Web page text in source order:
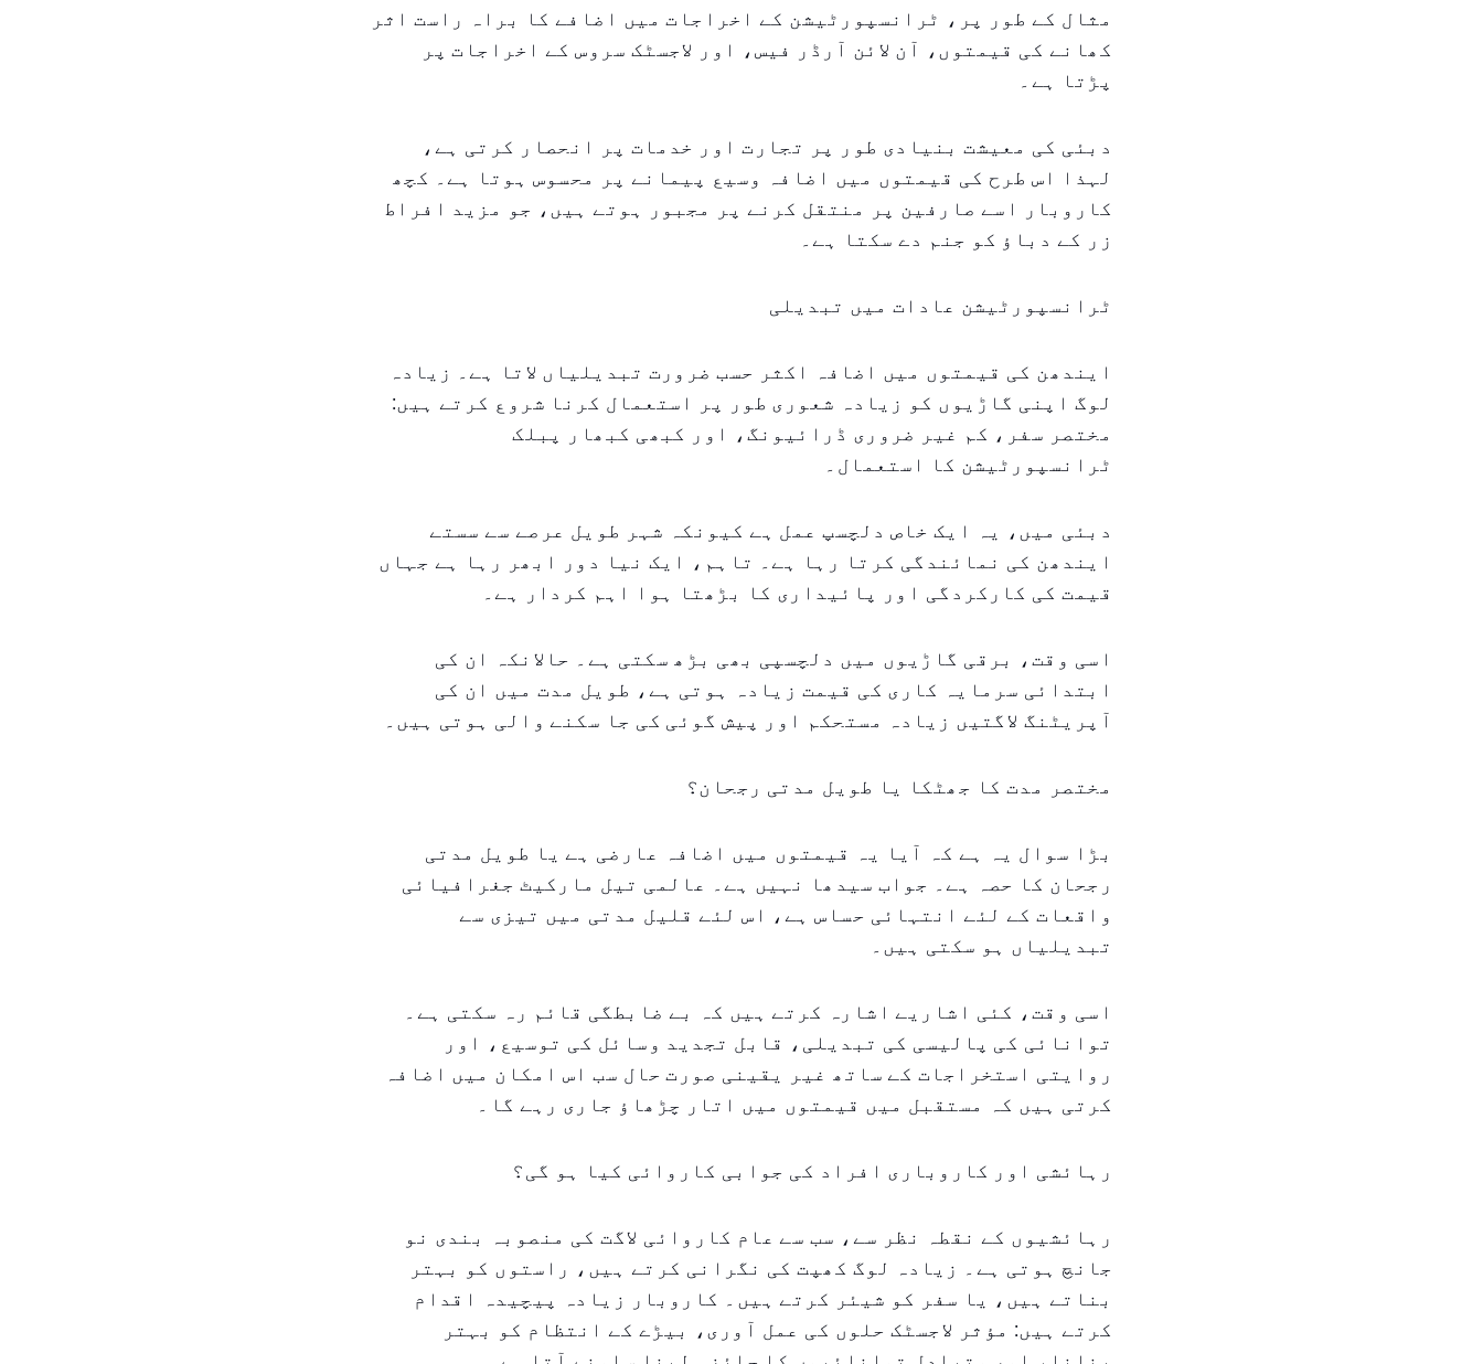
مثال کے طور پر، ٹرانسپورٹیشن کے اخراجات میں اضافے کا براہ راست اثر
کھانے کی قیمتوں، آن لائن آرڈر فیس، اور لاجسٹک سروس کے اخراجات پر
پڑتا ہے۔
دبئی کی معیشت بنیادی طور پر تجارت اور خدمات پر انحصار کرتی ہے،
لہذا اس طرح کی قیمتوں میں اضافہ وسیع پیمانے پر محسوس ہوتا ہے۔ کچھ
کاروبار اسے صارفین پر منتقل کرنے پر مجبور ہوتے ہیں، جو مزید افراط
زر کے دباؤ کو جنم دے سکتا ہے۔
ٹرانسپورٹیشن عادات میں تبدیلی
ایندھن کی قیمتوں میں اضافہ اکثر حسب ضرورت تبدیلیاں لاتا ہے۔ زیادہ
لوگ اپنی گاڑیوں کو زیادہ شعوری طور پر استعمال کرنا شروع کرتے ہیں:
مختصر سفر، کم غیر ضروری ڈرائیونگ، اور کبھی کبھار پبلک
ٹرانسپورٹیشن کا استعمال۔
دبئی میں، یہ ایک خاص دلچسپ عمل ہے کیونکہ شہر طویل عرصے سے سستے
ایندھن کی نمائندگی کرتا رہا ہے۔ تاہم، ایک نیا دور ابھر رہا ہے جہاں
قیمت کی کارکردگی اور پائیداری کا بڑھتا ہوا اہم کردار ہے۔
اسی وقت، برقی گاڑیوں میں دلچسپی بھی بڑھ سکتی ہے۔ حالانکہ ان کی
ابتدائی سرمایہ کاری کی قیمت زیادہ ہوتی ہے، طویل مدت میں ان کی
آپریٹنگ لاگتیں زیادہ مستحکم اور پیش گوئی کی جا سکنے والی ہوتی ہیں۔
مختصر مدت کا جھٹکا یا طویل مدتی رجحان؟
بڑا سوال یہ ہے کہ آیا یہ قیمتوں میں اضافہ عارضی ہے یا طویل مدتی
رجحان کا حصہ ہے۔ جواب سیدھا نہیں ہے۔ عالمی تیل مارکیٹ جغرافیائی
واقعات کے لئے انتہائی حساس ہے، اس لئے قلیل مدتی میں تیزی سے
تبدیلیاں ہو سکتی ہیں۔
اسی وقت، کئی اشاریے اشارہ کرتے ہیں کہ بے ضابطگی قائم رہ سکتی ہے۔
توانائی کی پالیسی کی تبدیلی، قابل تجدید وسائل کی توسیع، اور
روایتی استخراجات کے ساتھ غیر یقینی صورت حال سب اس امکان میں اضافہ
کرتی ہیں کہ مستقبل میں قیمتوں میں اتار چڑھاؤ جاری رہے گا۔
رہائشی اور کاروباری افراد کی جوابی کاروائی کیا ہو گی؟
رہائشیوں کے نقطہ نظر سے، سب سے عام کاروائی لاگت کی منصوبہ بندی نو
جانچ ہوتی ہے۔ زیادہ لوگ کھپت کی نگرانی کرتے ہیں، راستوں کو بہتر
بناتے ہیں، یا سفر کو شیئر کرتے ہیں۔ کاروبار زیادہ پیچیدہ اقدام
کرتے ہیں: مؤثر لاجسٹک حلوں کی عمل آوری، بیڑے کے انتظام کو بہتر